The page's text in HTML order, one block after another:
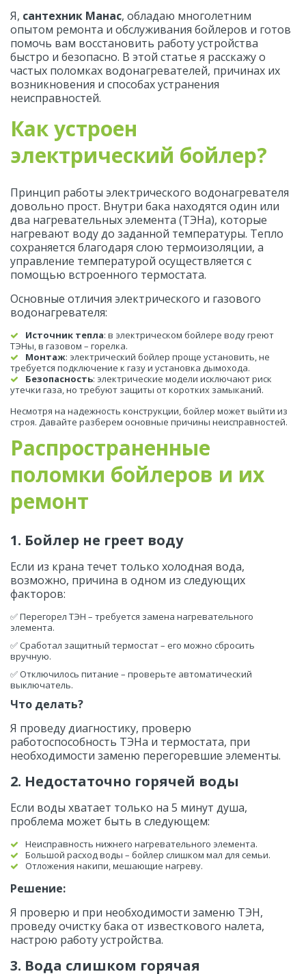
Я, сантехник Манас, обладаю многолетним
опытом ремонта и обслуживания бойлеров и готов
помочь вам восстановить работу устройства
быстро и безопасно. В этой статье я расскажу о
частых поломках водонагревателей, причинах их
возникновения и способах устранения
неисправностей.
Как устроен
электрический бойлер?
Принцип работы электрического водонагревателя
довольно прост. Внутри бака находятся один или
два нагревательных элемента (ТЭНа), которые
нагревают воду до заданной температуры. Тепло
сохраняется благодаря слою термоизоляции, а
управление температурой осуществляется с
помощью встроенного термостата.
Основные отличия электрического и газового
водонагревателя:
Источник тепла: в электрическом бойлере воду греют
ТЭНы, в газовом – горелка.
Монтаж: электрический бойлер проще установить, не
требуется подключение к газу и установка дымохода.
Безопасность: электрические модели исключают риск
утечки газа, но требуют защиты от коротких замыканий.
Несмотря на надежность конструкции, бойлер может выйти из
строя. Давайте разберем основные причины неисправностей.
Распространенные
поломки бойлеров и их
ремонт
1. Бойлер не греет воду
Если из крана течет только холодная вода,
возможно, причина в одном из следующих
факторов:
✅ Перегорел ТЭН – требуется замена нагревательного
элемента.
✅ Сработал защитный термостат – его можно сбросить
вручную.
✅ Отключилось питание – проверьте автоматический
выключатель.
Что делать?
Я проведу диагностику, проверю
работоспособность ТЭНа и термостата, при
необходимости заменю перегоревшие элементы.
2. Недостаточно горячей воды
Если воды хватает только на 5 минут душа,
проблема может быть в следующем:
Неисправность нижнего нагревательного элемента.
Большой расход воды – бойлер слишком мал для семьи.
Отложения накипи, мешающие нагреву.
Решение:
Я проверю и при необходимости заменю ТЭН,
проведу очистку бака от известкового налета,
настрою работу устройства.
3. Вода слишком горячая